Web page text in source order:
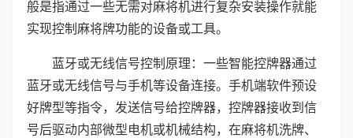
般是指通过一些无需对麻将机进行复杂安装操作就能
实现控制麻将牌功能的设备或工具。
蓝牙或无线信号控制原理：一些智能控牌器通过
蓝牙或无线信号与手机等设备连接。手机端软件预设
好牌型等指令，发送信号给控牌器，控牌器接收到信
号后驱动内部微型电机或机械结构，在麻将机洗牌、